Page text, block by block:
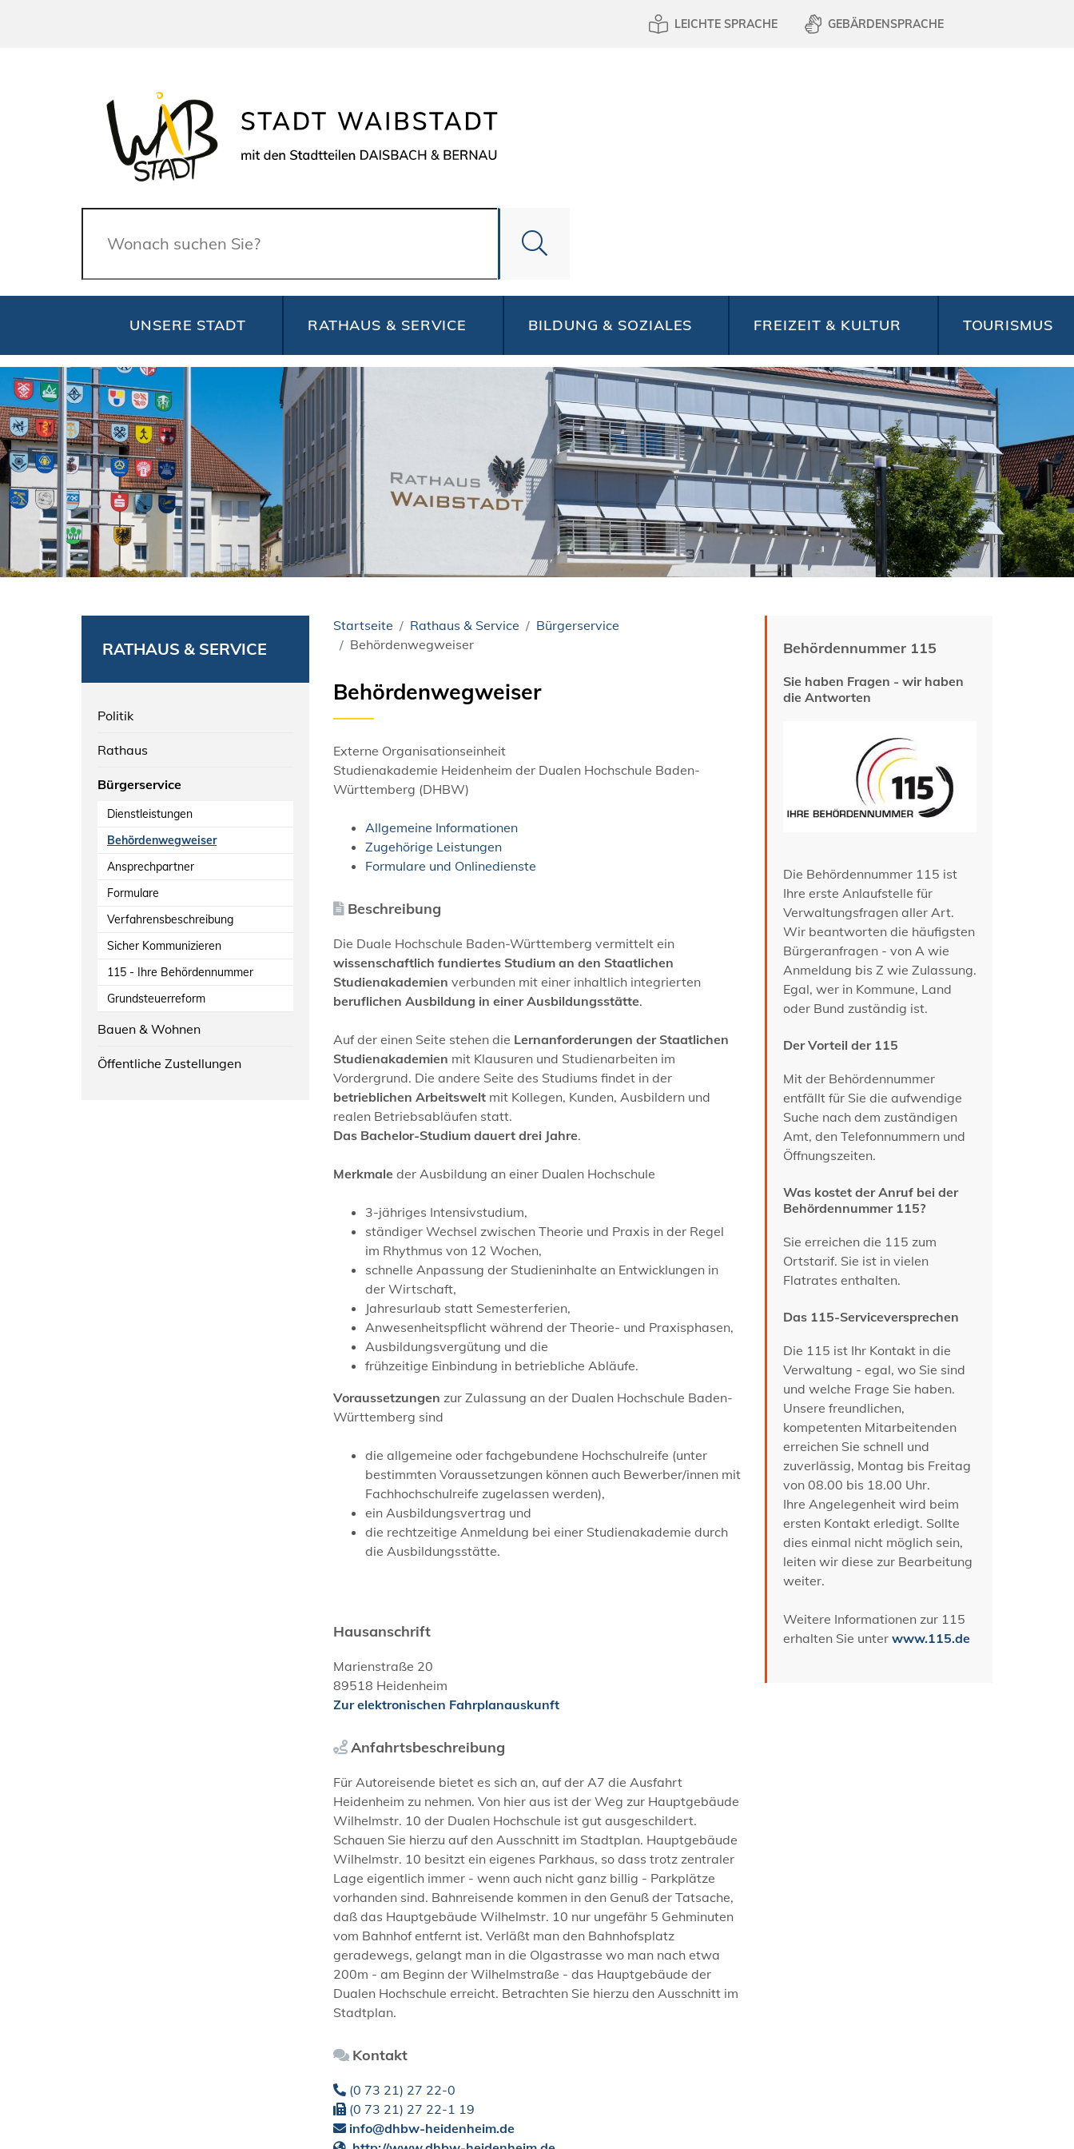
LEICHTE SPRACHE GEBÄRDENSPRACHE
Suche
UNSERE STADT RATHAUS & SERVICE BILDUNG & SOZIALES FREIZEIT & KULTUR TOURISMUS
RATHAUS & SERVICE
Politik
Rathaus
Bürgerservice
Dienstleistungen
Behördenwegweiser
Ansprechpartner
Formulare
Verfahrensbeschreibung
Sicher Kommunizieren
115 - Ihre Behördennummer
Grundsteuerreform
Bauen & Wohnen
Öffentliche Zustellungen
Startseite Rathaus & Service
Bürgerservice
Behördenwegweiser
Behördenwegweiser
Externe Organisationseinheit
Studienakademie Heidenheim der Dualen Hochschule Baden-
Württemberg (DHBW)
Allgemeine Informationen
Zugehörige Leistungen
Formulare und Onlinedienste
Beschreibung
Die Duale Hochschule Baden-Württemberg vermittelt ein
wissenschaftlich fundiertes Studium an den Staatlichen
Studienakademien verbunden mit einer inhaltlich integrierten
beruflichen Ausbildung in einer Ausbildungsstätte.
Auf der einen Seite stehen die Lernanforderungen der Staatlichen
Studienakademien mit Klausuren und Studienarbeiten im
Vordergrund. Die andere Seite des Studiums findet in der
betrieblichen Arbeitswelt mit Kollegen, Kunden, Ausbildern und
realen Betriebsabläufen statt.
Das Bachelor-Studium dauert drei Jahre.
Merkmale der Ausbildung an einer Dualen Hochschule
3-jähriges Intensivstudium,
ständiger Wechsel zwischen Theorie und Praxis in der Regel
im Rhythmus von 12 Wochen,
schnelle Anpassung der Studieninhalte an Entwicklungen in
der Wirtschaft,
Jahresurlaub statt Semesterferien,
Anwesenheitspflicht während der Theorie- und Praxisphasen,
Ausbildungsvergütung und die
frühzeitige Einbindung in betriebliche Abläufe.
Voraussetzungen zur Zulassung an der Dualen Hochschule Baden-
Württemberg sind
die allgemeine oder fachgebundene Hochschulreife (unter
bestimmten Voraussetzungen können auch Bewerber/innen mit
Fachhochschulreife zugelassen werden),
ein Ausbildungsvertrag und
die rechtzeitige Anmeldung bei einer Studienakademie durch
die Ausbildungsstätte.
Hausanschrift
Marienstraße 20
89518 Heidenheim
Zur elektronischen Fahrplanauskunft
Anfahrtsbeschreibung
Für Autoreisende bietet es sich an, auf der A7 die Ausfahrt
Heidenheim zu nehmen. Von hier aus ist der Weg zur Hauptgebäude
Wilhelmstr. 10 der Dualen Hochschule ist gut ausgeschildert.
Schauen Sie hierzu auf den Ausschnitt im Stadtplan. Hauptgebäude
Wilhelmstr. 10 besitzt ein eigenes Parkhaus, so dass trotz zentraler
Lage eigentlich immer - wenn auch nicht ganz billig - Parkplätze
vorhanden sind. Bahnreisende kommen in den Genuß der Tatsache,
daß das Hauptgebäude Wilhelmstr. 10 nur ungefähr 5 Gehminuten
vom Bahnhof entfernt ist. Verläßt man den Bahnhofsplatz
geradewegs, gelangt man in die Olgastrasse wo man nach etwa
200m - am Beginn der Wilhelmstraße - das Hauptgebäude der
Dualen Hochschule erreicht. Betrachten Sie hierzu den Ausschnitt im
Stadtplan.
Kontakt
(0 73 21) 27 22-0
(0 73 21) 27 22-1 19
info@dhbw-heidenheim.de
Behördennummer 115
Sie haben Fragen - wir haben
die Antworten
Die Behördennummer 115 ist
Ihre erste Anlaufstelle für
Verwaltungsfragen aller Art.
Wir beantworten die häufigsten
Bürgeranfragen - von A wie
Anmeldung bis Z wie Zulassung.
Egal, wer in Kommune, Land
oder Bund zuständig ist.
Der Vorteil der 115
Mit der Behördennummer
entfällt für Sie die aufwendige
Suche nach dem zuständigen
Amt, den Telefonnummern und
Öffnungszeiten.
Was kostet der Anruf bei der
Behördennummer 115?
Sie erreichen die 115 zum
Ortstarif. Sie ist in vielen
Flatrates enthalten.
Das 115-Serviceversprechen
Die 115 ist Ihr Kontakt in die
Verwaltung - egal, wo Sie sind
und welche Frage Sie haben.
Unsere freundlichen,
kompetenten Mitarbeitenden
erreichen Sie schnell und
zuverlässig, Montag bis Freitag
von 08.00 bis 18.00 Uhr.
Ihre Angelegenheit wird beim
ersten Kontakt erledigt. Sollte
dies einmal nicht möglich sein,
leiten wir diese zur Bearbeitung
weiter.
Weitere Informationen zur 115
erhalten Sie unter www.115.de